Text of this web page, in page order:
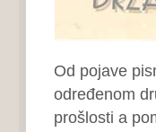
Od pojave
određenom
prošlosti a